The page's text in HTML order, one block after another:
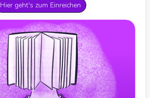
Hier geht's zum Einreichen